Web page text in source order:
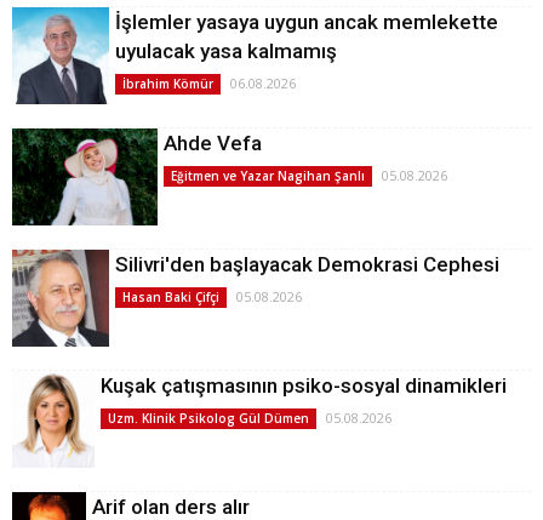
İşlemler yasaya uygun ancak memlekette
uyulacak yasa kalmamış
İbrahim Kömür 06.08.2026
Ahde Vefa
Eğitmen ve Yazar Nagihan Şanlı 05.08.2026
Silivri'den başlayacak Demokrasi Cephesi
Hasan Baki Çifçi 05.08.2026
Kuşak çatışmasının psiko-sosyal dinamikleri
Uzm. Klinik Psikolog Gül Dümen 05.08.2026
Arif olan ders alır